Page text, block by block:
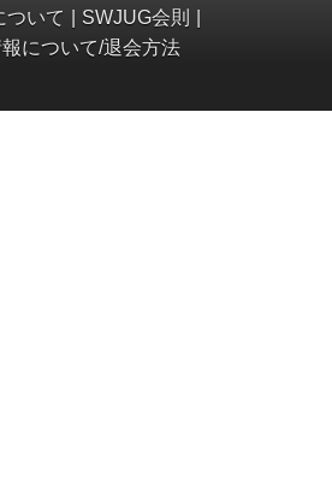
ついて
SWJUG会則
について/退会方法